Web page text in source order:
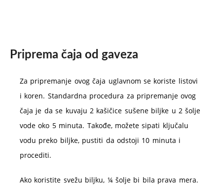
Priprema čaja od gaveza
Za pripremanje ovog čaja uglavnom se koriste listovi
i koren. Standardna procedura za pripremanje ovog
čaja je da se kuvaju 2 kašičice sušene biljke u 2 šolje
vode oko 5 minuta. Takođe, možete sipati ključalu
vodu preko biljke, pustiti da odstoji 10 minuta i
procediti.
Ako koristite svežu biljku, ¼ šolje bi bila prava mera.